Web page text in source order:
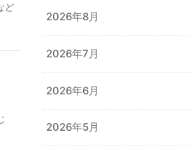
ど
2026年8月
2026年7月
2026年6月
2026年5月